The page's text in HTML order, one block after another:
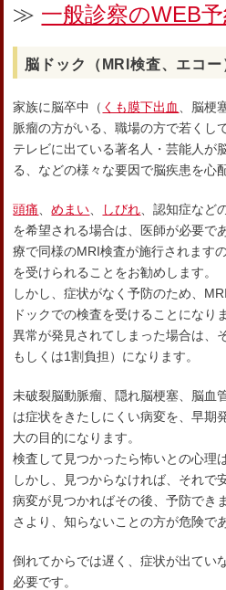
≫ 一般診察のWEB
脳ドック（MRI検査、エコー
家族に脳卒中（ くも膜下出血
、脳梗
脈瘤の方がいる、職場の方で若くし
テレビに出ている著名人・芸能人が
る、などの様々な要因で脳疾患を心
頭痛 、めまい しびれ 、認知症など
を希望される場合は、医師が必要で
療で同様のMRI検査が施行されます
を受けられることをお勧めします。
しかし、症状がなく予防のため、
ドックでの検査を受けることになり
異常が発見されてしまった場合は、
もしくは1割負担）になります。
未破裂脳動脈瘤、隠れ脳梗塞、脳血
は症状をきたしにくい病変を、早期
大の目的になります。
検査して見つかったら怖いとの心理
しかし、見つからなければ、それで
病変が見つかればその後、予防でき
さより、知らないことの方が危険で
倒れてからでは遅く、症状が出てい
必要です。